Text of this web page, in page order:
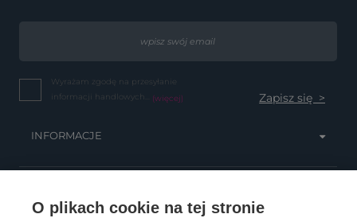
O plikach cookie na tej stronie
Wyrażam zgodę na przesyłanie
informacji handlowych... (więcej)
INFORMACJE
OBSŁUGA KLIENTA